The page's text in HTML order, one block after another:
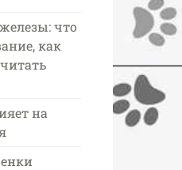
что
как
на